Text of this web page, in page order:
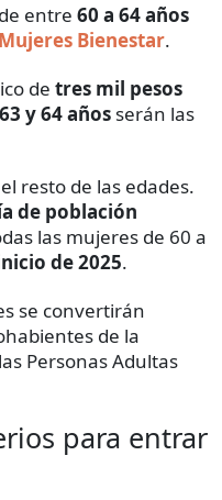
entre 60 a 64 años
Bienestar.
de tres mil pesos
63 y 64 años serán las
resto de las edades.
de población
las mujeres de 60 a
de 2025.
se convertirán
de la
Personas Adultas
para entrar